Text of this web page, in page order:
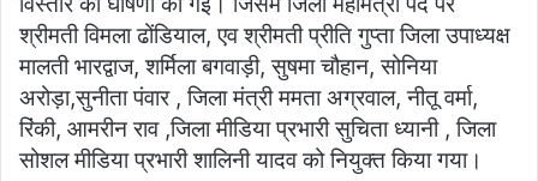
श्रीमती विमला ढोंडियाल, एव श्रीमती प्रीति गुप्ता जिला उपाध्यक्ष
मालती भारद्वाज, शर्मिला बगवाड़ी, सुषमा चौहान, सोनिया
अरोड़ा,सुनीता पंवार , जिला मंत्री ममता अग्रवाल, नीतू वर्मा,
रिंकी, आमरीन राव ,जिला मीडिया प्रभारी सुचिता ध्यानी , जिला
सोशल मीडिया प्रभारी शालिनी यादव को नियुक्त किया गया।